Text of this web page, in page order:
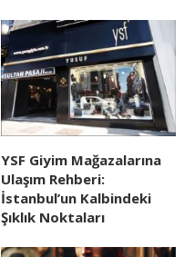
YSF Giyim Mağazalarına
Ulaşım Rehberi:
İstanbul’un Kalbindeki
Şıklık Noktaları